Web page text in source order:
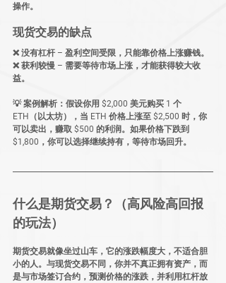
操作。
现货交易的缺点
❌ 没有杠杆 – 盈利空间受限，只能靠价格上涨赚钱。
❌ 获利较慢 – 需要等待市场上涨，才能获得较大收
益。
💡 案例解析： 假设你用 $2,000 美元购买 1 个
ETH（以太坊）
，当 ETH 价格上涨至 $2,500 时，你
可以卖出，赚取 $500 的利润。如果价格下跌到
$1,800 ，你可以选择继续持有，等待市场回升。
什么是期货交易？（高风险高回报
的玩法）
期货交易就像坐过山车 ，它的涨跌幅度大，不适合胆
小的人。与现货交易不同， 你并不真正拥有资产 ，而
是与市场签订合约，预测价格的涨跌，并利用杠杆放